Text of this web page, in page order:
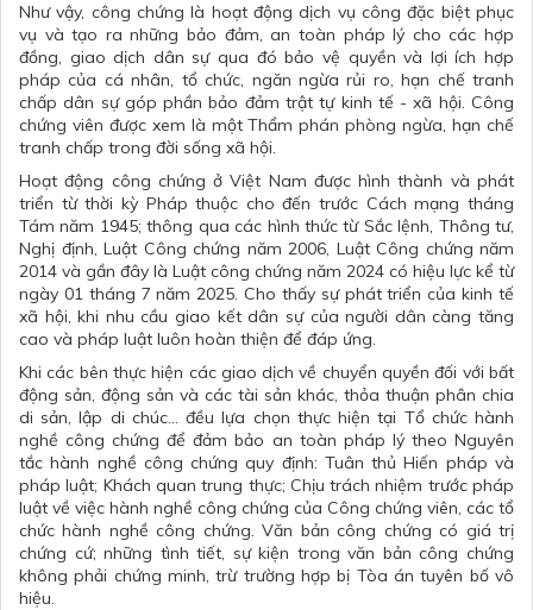
Như vậy, công chứng là hoạt động dịch vụ công đặc biệt phục
vụ và tạo ra những bảo đảm, an toàn pháp lý cho các hợp
đồng, giao dịch dân sự qua đó bảo vệ quyền và lợi ích hợp
pháp của cá nhân, tổ chức, ngăn ngừa rủi ro, hạn chế tranh
chấp dân sự góp phần bảo đảm trật tự kinh tế - xã hội. Công
chứng viên được xem là một Thẩm phán phòng ngừa, hạn chế
tranh chấp trong đời sống xã hội.
Hoạt động công chứng ở Việt Nam được hình thành và phát
triển từ thời kỳ Pháp thuộc cho đến trước Cách mạng tháng
Tám năm 1945; thông qua các hình thức từ Sắc lệnh, Thông tư,
Nghị định, Luật Công chứng năm 2006, Luật Công chứng năm
2014 và gần đây là Luật công chứng năm 2024 có hiệu lực kể từ
ngày 01 tháng 7 năm 2025. Cho thấy sự phát triển của kinh tế
xã hội, khi nhu cầu giao kết dân sự của người dân càng tăng
cao và pháp luật luôn hoàn thiện để đáp ứng.
Khi các bên thực hiện các giao dịch về chuyển quyền đối với bất
động sản, động sản và các tài sản khác, thỏa thuận phân chia
di sản, lập di chúc… đều lựa chọn thực hiện tại Tổ chức hành
nghề công chứng để đảm bảo an toàn pháp lý theo Nguyên
tắc hành nghề công chứng quy định: Tuân thủ Hiến pháp và
pháp luật; Khách quan trung thực; Chịu trách nhiệm trước pháp
luật về việc hành nghề công chứng của Công chứng viên, các tổ
chức hành nghề công chứng. Văn bản công chứng có giá trị
chứng cứ; những tình tiết, sự kiện trong văn bản công chứng
không phải chứng minh, trừ trường hợp bị Tòa án tuyên bố vô
hiệu.